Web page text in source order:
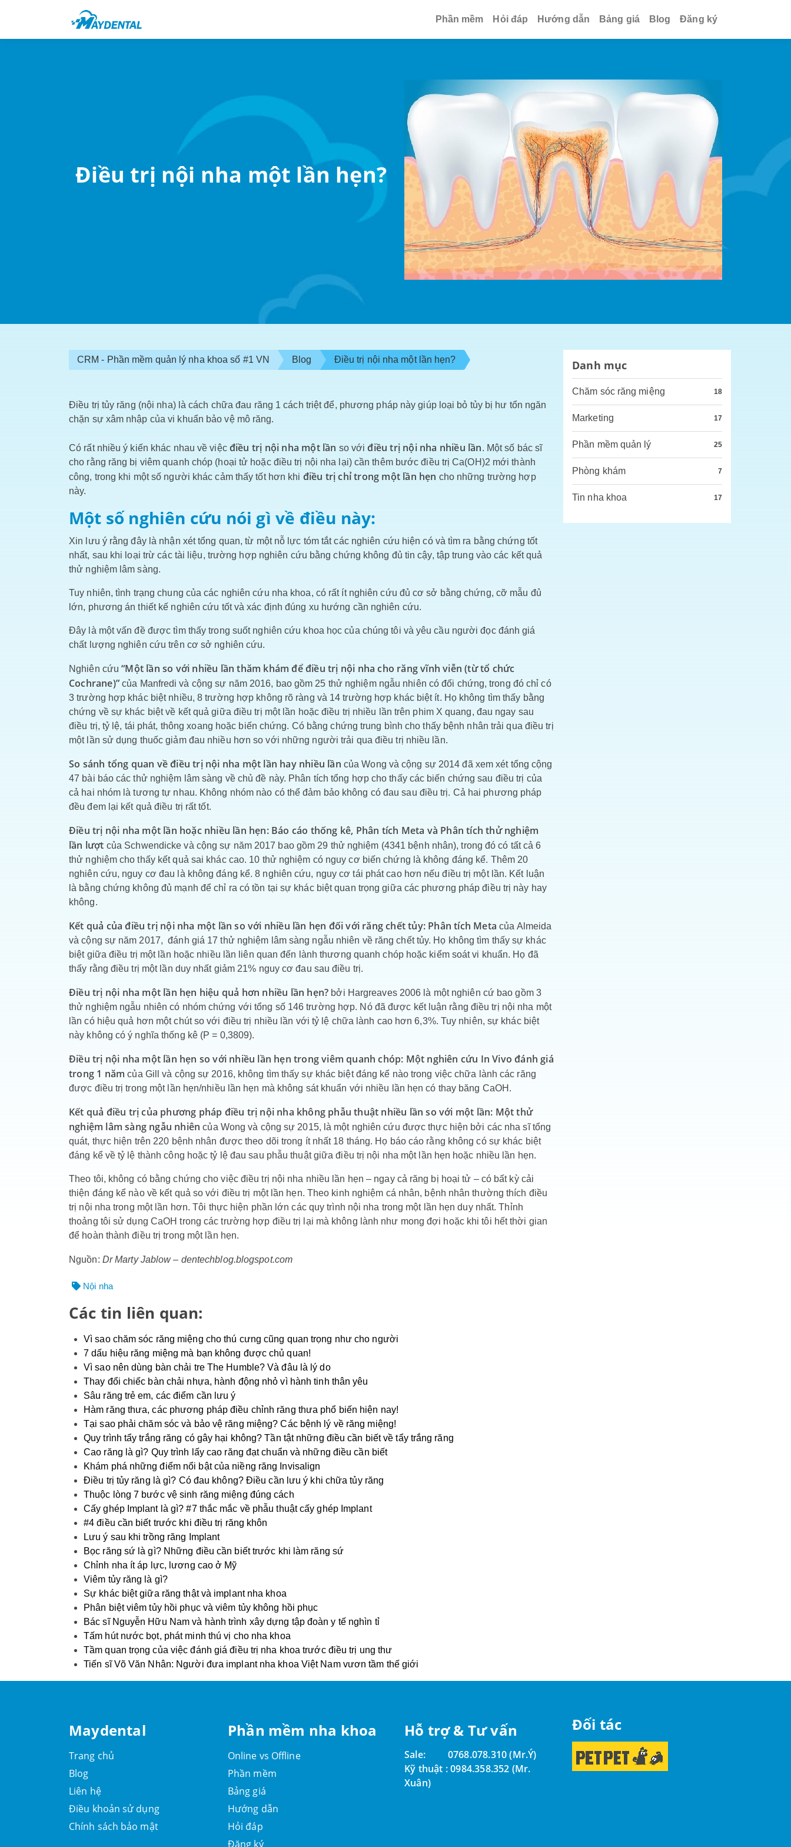
Phần mềm Hỏi đáp Hướng dẫn Bảng giá Blog Đăng ký
Điều trị nội nha một lần hẹn?
CRM - Phần mềm quản lý nha khoa số #1 VN Blog Điều trị nội nha một lần hẹn?
Điều trị tủy răng (nội nha) là cách chữa đau răng 1 cách triệt để, phương pháp này giúp loại bỏ tủy bị hư tổn ngăn
chặn sự xâm nhập của vi khuẩn bảo vệ mô răng.
Có rất nhiều ý kiến ​​khác nhau về việc điều trị nội nha một lần so vớiđiều trị nội nha nhiều lần. Một số bác sĩ
cho rằng răng bị viêm quanh chóp (hoại tử hoặc điều trị nội nha lại) cần thêm bước điều trị Ca(OH)2 mới thành
công, trong khi một số người khác cảm thấy tốt hơn khi điều trị chỉ trong một lần hẹn cho những trường hợp
này.
Một số nghiên cứu nói gì về điều này:
Xin lưu ý rằng đây là nhận xét tổng quan, từ một nỗ lực tóm tắt các nghiên cứu hiện có và tìm ra bằng chứng tốt
nhất, sau khi loại trừ các tài liệu, trường hợp nghiên cứu bằng chứng không đủ tin cậy, tập trung vào các kết quả
thử nghiệm lâm sàng.
Tuy nhiên, tình trạng chung của các nghiên cứu nha khoa, có rất ít nghiên cứu đủ cơ sở bằng chứng, cỡ mẫu đủ
lớn, phương án thiết kế nghiên cứu tốt và xác định đúng xu hướng cần nghiên cứu.
Đây là một vấn đề được tìm thấy trong suốt nghiên cứu khoa học của chúng tôi và yêu cầu người đọc đánh giá
chất lượng nghiên cứu trên cơ sở nghiên cứu.
Nghiên cứu “Một lần so với nhiều lần thăm khám để điều trị nội nha cho răng vĩnh viễn (từ tổ chức
Cochrane)” của Manfredi và cộng sự năm 2016, bao gồm 25 thử nghiệm ngẫu nhiên có đối chứng, trong đó chỉ có
3 trường hợp khác biệt nhiều, 8 trường hợp không rõ ràng và 14 trường hợp khác biệt ít. Họ không tìm thấy bằng
chứng về sự khác biệt về kết quả giữa điều trị một lần hoặc điều trị nhiều lần trên phim X quang, đau ngay sau
điều trị, tỷ lệ, tái phát, thông xoang hoặc biến chứng. Có bằng chứng trung bình cho thấy bệnh nhân trải qua điều trị
một lần sử dụng thuốc giảm đau nhiều hơn so với những người trải qua điều trị nhiều lần.
So sánh tổng quan về điều trị nội nha một lần hay nhiều lần của Wong và cộng sự 2014 đã xem xét tổng cộng
47 bài báo các thử nghiệm lâm sàng về chủ đề này. Phân tích tổng hợp cho thấy các biến chứng sau điều trị của
cả hai nhóm là tương tự nhau. Không nhóm nào có thể đảm bảo không có đau sau điều trị. Cả hai phương pháp
đều đem lại kết quả điều trị rất tốt.
Điều trị nội nha một lần hoặc nhiều lần hẹn: Báo cáo thống kê, Phân tích Meta và Phân tích thử nghiệm
lần lượt của Schwendicke và cộng sự năm 2017 bao gồm 29 thử nghiệm (4341 bệnh nhân), trong đó có tất cả 6
thử nghiệm cho thấy kết quả sai khác cao. 10 thử nghiệm có nguy cơ biến chứng là không đáng kể. Thêm 20
nghiên cứu, nguy cơ đau là không đáng kể. 8 nghiên cứu, nguy cơ tái phát cao hơn nếu điều trị một lần. Kết luận
là bằng chứng không đủ mạnh để chỉ ra có tồn tại sự khác biệt quan trọng giữa các phương pháp điều trị này hay
không.
Kết quả của điều trị nội nha một lần so với nhiều lần hẹn đối với răng chết tủy: Phân tích Metacủa Almeida
và cộng sự năm 2017, đánh giá 17 thử nghiệm lâm sàng ngẫu nhiên về răng chết tủy. Họ không tìm thấy sự khác
biệt giữa điều trị một lần hoặc nhiều lần liên quan đến lành thương quanh chóp hoặc kiểm soát vi khuẩn. Họ đã
thấy rằng điều trị một lần duy nhất giảm 21% nguy cơ đau sau điều trị.
Điều trị nội nha một lần hẹn hiệu quả hơn nhiều lần hẹn? bởi Hargreaves 2006 là một nghiên cứ bao gồm 3
thử nghiệm ngẫu nhiên có nhóm chứng với tổng số 146 trường hợp. Nó đã được kết luận rằng điều trị nội nha một
lần có hiệu quả hơn một chút so với điều trị nhiều lần với tỷ lệ chữa lành cao hơn 6,3%. Tuy nhiên, sự khác biệt
này không có ý nghĩa thống kê (P = 0,3809).
Điều trị nội nha một lần hẹn so với nhiều lần hẹn trong viêm quanh chóp: Một nghiên cứu In Vivo đánh giá
trong 1 năm của Gill và cộng sự 2016, không tìm thấy sự khác biệt đáng kể nào trong việc chữa lành các răng
được điều trị trong một lần hẹn/nhiều lần hẹn mà không sát khuẩn với nhiều lần hẹn có thay băng CaOH.
Kết quả điều trị của phương pháp điều trị nội nha không phẫu thuật nhiều lần so với một lần: Một thử
nghiệm lâm sàng ngẫu nhiên của Wong và cộng sự 2015, là một nghiên cứu được thực hiện bởi các nha sĩ tổng
quát, thực hiện trên 220 bệnh nhân được theo dõi trong ít nhất 18 tháng. Họ báo cáo rằng không có sự khác biệt
đáng kể về tỷ lệ thành công hoặc tỷ lệ đau sau phẫu thuật giữa điều trị nội nha một lần hẹn hoặc nhiều lần hẹn.
Theo tôi, không có bằng chứng cho việc điều trị nội nha nhiều lần hẹn – ngay cả răng bị hoại tử – có bất kỳ cải
thiện đáng kể nào về kết quả so với điều trị một lần hẹn. Theo kinh nghiệm cá nhân, bệnh nhân thường thích điều
trị nội nha trong một lần hơn. Tôi thực hiện phần lớn các quy trình nội nha trong một lần hẹn duy nhất. Thỉnh
thoảng tôi sử dụng CaOH trong các trường hợp điều trị lại mà không lành như mong đợi hoặc khi tôi hết thời gian
để hoàn thành điều trị trong một lần hẹn.
Nguồn: Dr Marty Jablow – dentechblog.blogspot.com
Nội nha
Các tin liên quan:
Vì sao chăm sóc răng miệng cho thú cưng cũng quan trọng như cho người
7 dấu hiệu răng miệng mà bạn không được chủ quan!
Vì sao nên dùng bàn chải tre The Humble? Và đâu là lý do
Thay đổi chiếc bàn chải nhựa, hành động nhỏ vì hành tinh thân yêu
Sâu răng trẻ em, các điểm cần lưu ý
Hàm răng thưa, các phương pháp điều chỉnh răng thưa phổ biến hiện nay!
Tại sao phải chăm sóc và bảo vệ răng miệng? Các bệnh lý về răng miệng!
Quy trình tẩy trắng răng có gây hại không? Tần tật những điều cần biết về tẩy trắng răng
Cao răng là gì? Quy trình lấy cao răng đạt chuẩn và những điều cần biết
Khám phá những điểm nổi bật của niềng răng Invisalign
Điều trị tủy răng là gì? Có đau không? Điều cần lưu ý khi chữa tủy răng
Thuộc lòng 7 bước vệ sinh răng miệng đúng cách
Cấy ghép Implant là gì? #7 thắc mắc về phẫu thuật cấy ghép Implant
#4 điều cần biết trước khi điều trị răng khôn
Lưu ý sau khi trồng răng Implant
Bọc răng sứ là gì? Những điều cần biết trước khi làm răng sứ
Chỉnh nha ít áp lực, lương cao ở Mỹ
Viêm tủy răng là gì?
Sự khác biệt giữa răng thật và implant nha khoa
Phân biệt viêm tủy hồi phục và viêm tủy không hồi phục
Bác sĩ Nguyễn Hữu Nam và hành trình xây dựng tập đoàn y tế nghìn tỉ
Tấm hút nước bọt, phát minh thú vị cho nha khoa
Tầm quan trọng của việc đánh giá điều trị nha khoa trước điều trị ung thư
Tiến sĩ Võ Văn Nhân: Người đưa implant nha khoa Việt Nam vươn tầm thế giới
Danh mục
Chăm sóc răng miệng 18
Marketing 17
Phần mềm quản lý 25
Phòng khám 7
Tin nha khoa 17
Maydental
Trang chủ
Blog
Liên hệ
Điều khoản sử dụng
Chính sách bảo mật
Phần mềm nha khoa
Online vs Offline
Phần mềm
Bảng giá
Hướng dẫn
Hỏi đáp
Đăng ký
Hỗ trợ & Tư vấn
Sale: 0768.078.310 (Mr.Ý)
Kỹ thuật :0984.358.352 (Mr.
Xuân)
Đối tác